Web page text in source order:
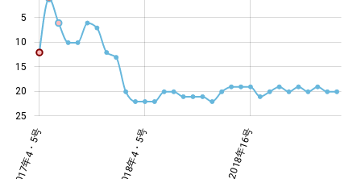
10
25
20
15
5
2017年4・5号
1号
12号
22号
3号
14号
25号
2018年4・5号 2018年16号